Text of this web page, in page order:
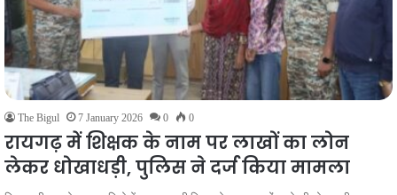
The Bigul 7 January 2026 0 0
रायगढ़ में शिक्षक के नाम पर लाखों का लोन
लेकर धोखाधड़ी, पुलिस ने दर्ज किया मामला